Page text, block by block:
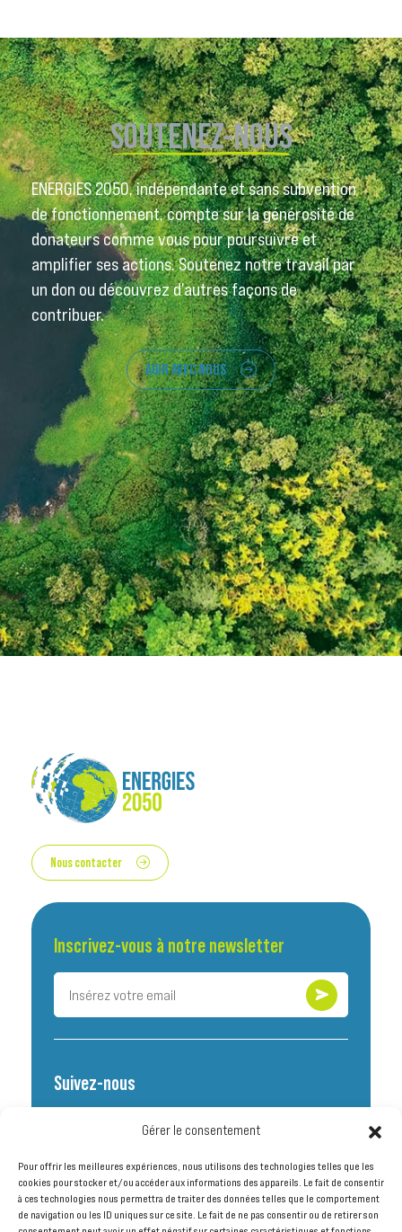
Gérer le consentement
Pour offrir les meilleures expériences, nous utilisons des technologies telles que les
cookies pour stocker et/ou accéder aux informations des appareils. Le fait de consentir
à ces technologies nous permettra de traiter des données telles que le comportement
de navigation ou les ID uniques sur ce site. Le fait de ne pas consentir ou de retirer son
SOUTENEZ-NOUS
ENERGIES 2050, indépendante et sans subvention
de fonctionnement, compte sur la générosité de
donateurs comme vous pour poursuivre et
amplifier ses actions. Soutenez notre travail par
un don ou découvrez d’autres façons de
contribuer.
AGIR AVEC NOUS
Nous contacter
Explorer Légal
Inscrivez-vous à notre newsletter
Suivez-nous